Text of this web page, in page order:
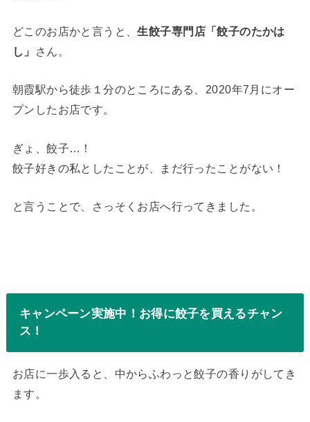
どこのお店かと言うと、生餃子専門店「餃子のたかは
し」
さん。
朝霞駅から徒歩１分のところにある、2020年7月にオー
プンしたお店です。
ぎょ、餃子…！
餃子好きの私としたことが、まだ行ったことがない！
と言うことで、さっそくお店へ行ってきました。
キャンペーン実施中！お得に餃子を買えるチャン
ス！
お店に一歩入ると、中からふわっと餃子の香りがしてき
ます。